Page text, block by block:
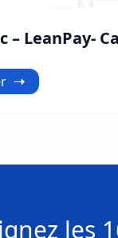
– LeanPay-
les